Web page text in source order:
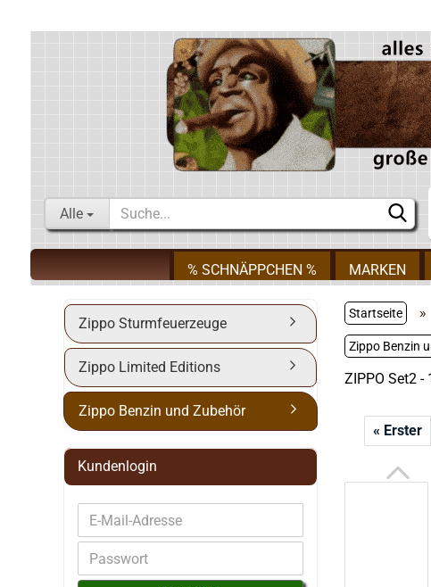
Alle
% SCHNÄPPCHEN % MARKEN
Startseite »
Zippo Benzin
ZIPPO Set2 -
« Erster
Zippo Sturmfeuerzeuge
Zippo Limited Editions
Zippo Benzin und Zubehör
Kundenlogin